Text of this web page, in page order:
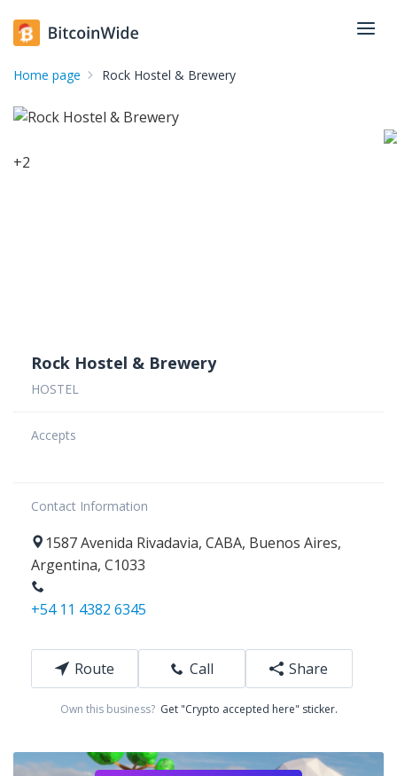
Home page Rock Hostel & Brewery
+2
Rock Hostel & Brewery
HOSTEL
Accepts
Contact Information
1587Avenida Rivadavia, CABA, Buenos Aires,
Argentina, C1033
+54 11 4382 6345
Route Call Share
Own this business? Get "Crypto accepted here" sticker.